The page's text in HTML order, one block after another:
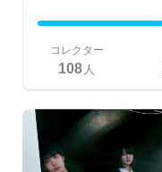
コレクター
108人